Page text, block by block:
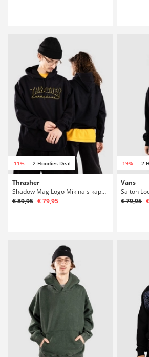
-11% 2 Hoodies Deal
Thrasher
Shadow Mag Logo Mikina s kapucí
€ 89,95 € 79,95
-19% 2
Vans
€ 79,95